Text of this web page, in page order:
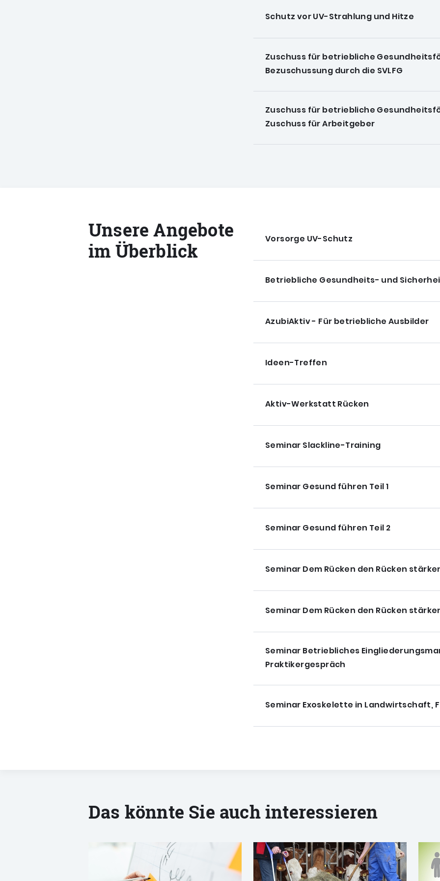
Schutz vor UV-Strahlung und Hitze
Zuschuss für betriebliche
Bezuschussung durch die SVLFG
Zuschuss für betriebliche
Zuschuss für Arbeitgeber
Unsere Angebote
im Überblick
Vorsorge UV-Schutz
Betriebliche Gesundheits- und
AzubiAktiv - Für betriebliche Ausbilder
Ideen-Treffen
Aktiv-Werkstatt Rücken
Seminar Slackline-Training
Seminar Gesund führen Teil 1
Seminar Gesund führen Teil 2
Seminar Dem Rücken den Rücken
Seminar Dem Rücken den Rücken
Seminar Betriebliches
Praktikergespräch
Seminar Exoskelette in Landwirtschaft,
Das könnte Sie auch interessieren